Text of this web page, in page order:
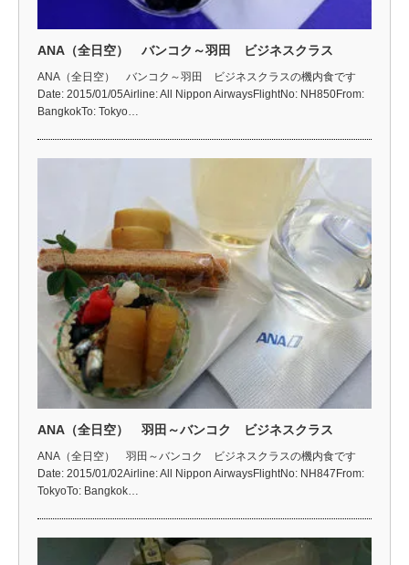
ANA（全日空） バンコク～羽田 ビジネスクラス
ANA（全日空） バンコク～羽田 ビジネスクラスの機内食です
Date: 2015/01/05Airline: All Nippon AirwaysFlightNo: NH850From:
BangkokTo: Tokyo…
ANA（全日空） 羽田～バンコク ビジネスクラス
ANA（全日空） 羽田～バンコク ビジネスクラスの機内食です
Date: 2015/01/02Airline: All Nippon AirwaysFlightNo: NH847From:
TokyoTo: Bangkok…